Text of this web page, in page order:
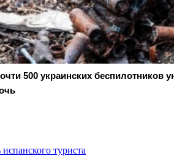
500 украинских беспилотников
туриста